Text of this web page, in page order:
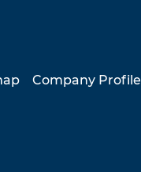
Company Profile